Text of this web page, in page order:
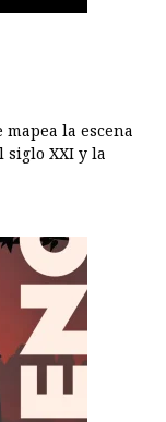
la escena
XXI y la